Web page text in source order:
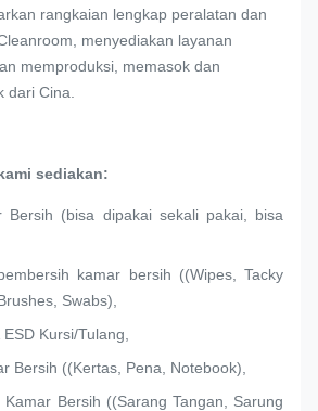
rangkaian lengkap peralatan dan
menyediakan layanan
memproduksi, memasok dan
dari Cina.
sediakan:
Bersih (bisa dipakai sekali pakai, bisa
kamar bersih ((Wipes, Tacky
Swabs),
Kursi/Tulang,
Bersih ((Kertas, Pena, Notebook),
Kamar Bersih ((Sarang Tangan, Sarung